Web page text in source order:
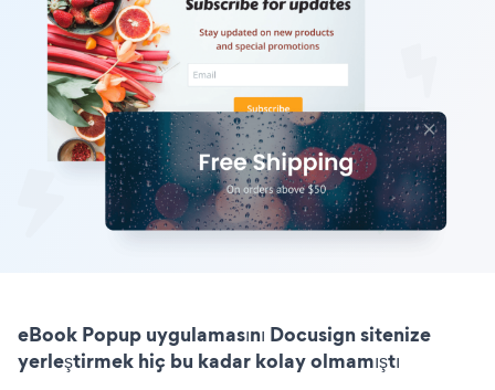
eBook Popup uygulamasını Docusign sitenize
yerleştirmek hiç bu kadar kolay olmamıştı